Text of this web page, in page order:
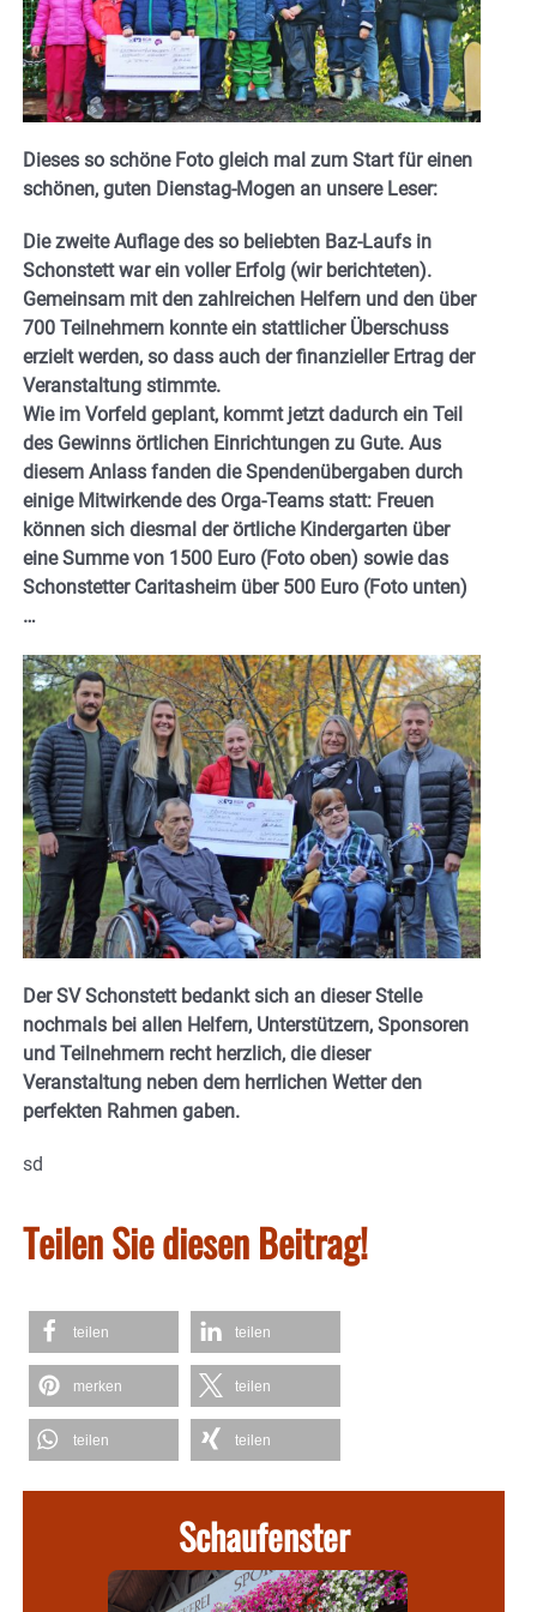
Dieses so schöne Foto gleich mal zum Start für einen
schönen, guten Dienstag-Mogen an unsere Leser:
Die zweite Auflage des so beliebten Baz-Laufs in
Schonstett war ein voller Erfolg (wir berichteten).
Gemeinsam mit den zahlreichen Helfern und den über
700 Teilnehmern konnte ein stattlicher Überschuss
erzielt werden, so dass auch der finanzieller Ertrag der
Veranstaltung stimmte.
Wie im Vorfeld geplant, kommt jetzt dadurch ein Teil
des Gewinns örtlichen Einrichtungen zu Gute. Aus
diesem Anlass fanden die Spendenübergaben durch
einige Mitwirkende des Orga-Teams statt: Freuen
können sich diesmal der örtliche Kindergarten über
eine Summe von 1500 Euro (Foto oben) sowie das
Schonstetter Caritasheim über 500 Euro (Foto unten)
…
Der SV Schonstett bedankt sich an dieser Stelle
nochmals bei allen Helfern, Unterstützern, Sponsoren
und Teilnehmern recht herzlich, die dieser
Veranstaltung neben dem herrlichen Wetter den
perfekten Rahmen gaben.
sd
Teilen Sie diesen Beitrag!
teilen teilen
merken teilen
teilen teilen
Schaufenster